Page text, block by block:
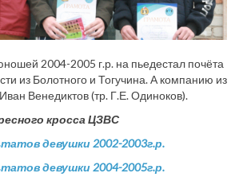
2004-2005 г.р. на пьедестал почёта
из Болотного и Тогучина. А компанию из
Венедиктов (тр. Г.Е. Одиноков).
кросса ЦЗВС
девушки 2002-2003г.р.
девушки 2004-2005г.р.